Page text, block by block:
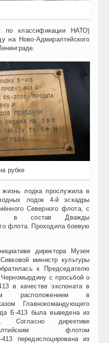
по классификации НАТО)
на Ново-Адмиралтейского
рубке
лодка прослужила в
лодок 4-й эскадры
Северного флота, с
в состав Дважды
флота. Проходила боевую
директора Музея
министр культуры
к Председателю
с просьбой о
в качестве экспоната в
расположением в
Главнокомандующего
Б-413 была выведена из
директиве
флотом
передислоцирована из